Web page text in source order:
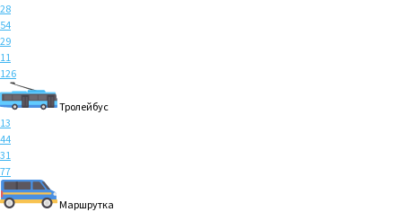
28
54
29
11
126
Тролейбус
13
44
31
77
Маршрутка